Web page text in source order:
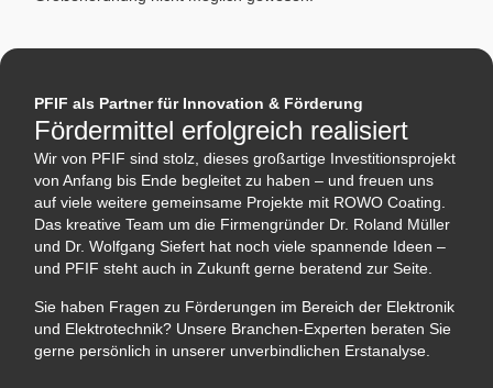
PFIF als Partner für Innovation & Förderung
Fördermittel erfolgreich realisiert
Wir von PFIF sind stolz, dieses großartige Investitionsprojekt
von Anfang bis Ende begleitet zu haben – und freuen uns
auf viele weitere gemeinsame Projekte mit ROWO Coating.
Das kreative Team um die Firmengründer Dr. Roland Müller
und Dr. Wolfgang Siefert hat noch viele spannende Ideen –
und PFIF steht auch in Zukunft gerne beratend zur Seite.
Sie haben Fragen zu Förderungen im Bereich der Elektronik
und Elektrotechnik? Unsere Branchen-Experten beraten Sie
gerne persönlich in unserer unverbindlichen Erstanalyse.